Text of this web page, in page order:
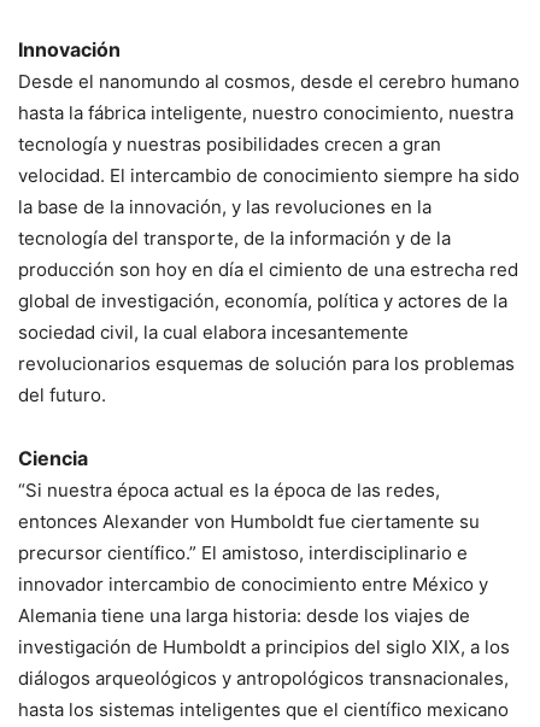
Innovación
Desde el nanomundo al cosmos, desde el cerebro humano
hasta la fábrica inteligente, nuestro conocimiento, nuestra
tecnología y nuestras posibilidades crecen a gran
velocidad. El intercambio de conocimiento siempre ha sido
la base de la innovación, y las revoluciones en la
tecnología del transporte, de la información y de la
producción son hoy en día el cimiento de una estrecha red
global de investigación, economía, política y actores de la
sociedad civil, la cual elabora incesantemente
revolucionarios esquemas de solución para los problemas
del futuro.
Ciencia
“Si nuestra época actual es la época de las redes,
entonces Alexander von Humboldt fue ciertamente su
precursor científico.” El amistoso, interdisciplinario e
innovador intercambio de conocimiento entre México y
Alemania tiene una larga historia: desde los viajes de
investigación de Humboldt a principios del siglo XIX, a los
diálogos arqueológicos y antropológicos transnacionales,
hasta los sistemas inteligentes que el científico mexicano